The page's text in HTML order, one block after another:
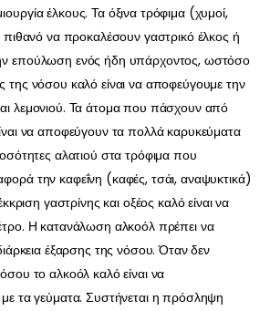
έλκους. Τα όξινα τρόφιμα (χυμοί,
πιθανό να προκαλέσουν γαστρικό έλκος ή
επούλωση ενός ήδη υπάρχοντος, ωστόσο
της νόσου καλό είναι να αποφεύγουμε την
λεμονιού. Τα άτομα που πάσχουν από
να αποφεύγουν τα πολλά καρυκεύματα
αλατιού στα τρόφιμα που
την καφεΐνη (καφές, τσάι, αναψυκτικά)
γαστρίνης και οξέος καλό είναι να
Η κατανάλωση αλκοόλ πρέπει να
έξαρσης της νόσου. Όταν δεν
το αλκοόλ καλό είναι να
τα γεύματα. Συστήνεται η πρόσληψη